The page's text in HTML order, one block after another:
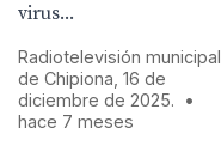
virus...
Radiotelevisión municipal
de Chipiona, 16 de
diciembre de 2025.
•
hace 7 meses